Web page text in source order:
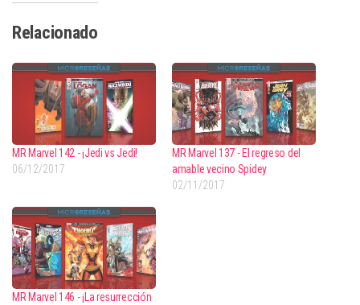
Relacionado
MR Marvel 142 - ¡Jedi vs Jedi!
06/12/2017
MR Marvel 137 - El regreso del
amable vecino Spidey
02/11/2017
MR Marvel 146 - ¡La resurrección